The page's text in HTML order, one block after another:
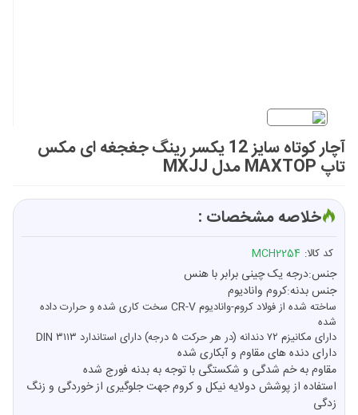
آچار کوتاه سایز 12 یکسر رینگ جغجغه ای مکس
تاپ MAXTOP مدل MXJJ
خلاصه مشخصات :
کد کالا: MCH2254
جنس:درجه یک چینی برابر با هنس
جنس بدنه:کروم وانادیوم
ساخته شده از فولاد کروم-وانادیوم CR-V سخت کاری شده و حرارت داده
شده
دارای مکانیزم ۷۲ دندانه (در هر حرکت ۵ درجه) دارای استاندارد DIN ۳۱۱۳
دارای دنده های مقاوم و آبکاری شده
مقاوم به خم شدگی و شکستگی با توجه به بدنه فورج شده
استفاده از پوشش دولایه نیکل و کروم جهت جلوگیری از خوردگی و زنگ
زدگی